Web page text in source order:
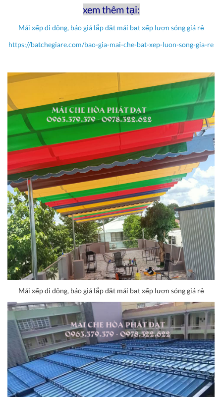
xem thêm tại:
Mái xếp di động, báo giá lắp đặt mái bạt xếp lượn sóng giá rẻ
https://batchegiare.com/bao-gia-mai-che-bat-xep-luon-song-gia-re
Mái xếp di động, báo giá lắp đặt mái bạt xếp lượn sóng giá rẻ